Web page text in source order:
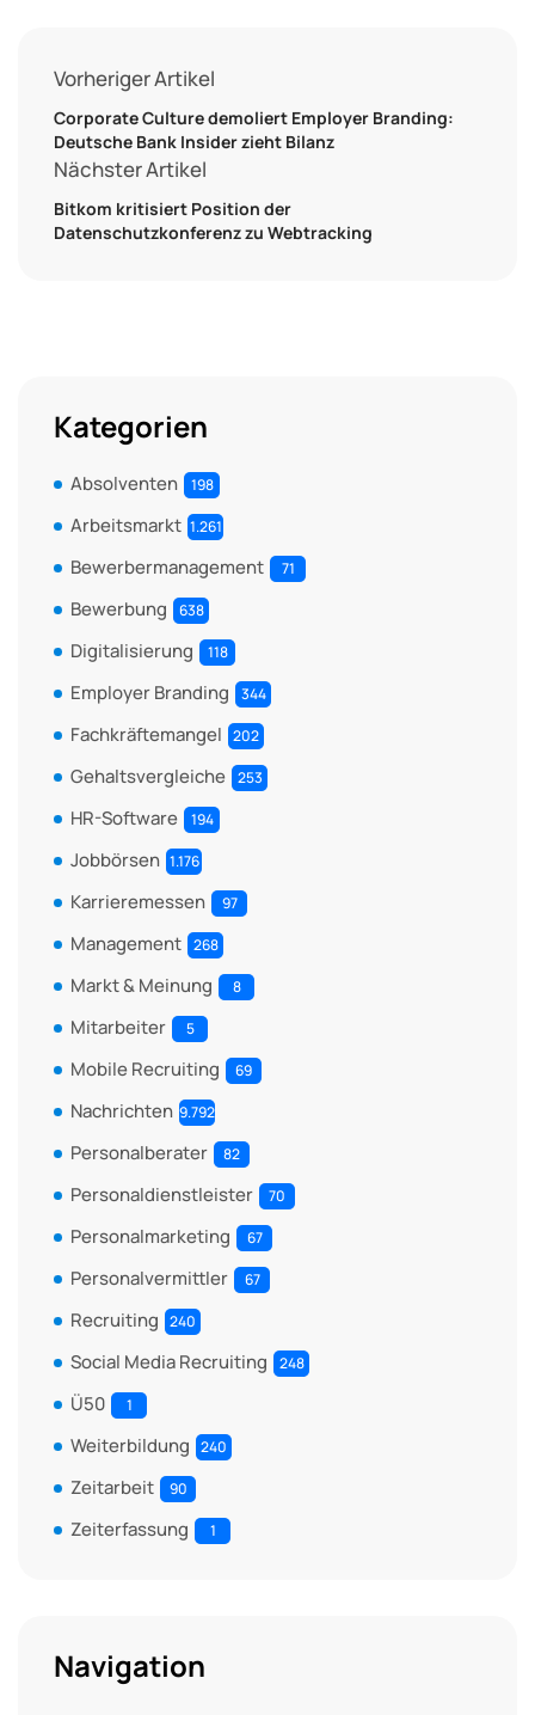
Vorheriger Artikel
Corporate Culture demoliert Employer Branding:
Deutsche Bank Insider zieht Bilanz
Nächster Artikel
Bitkom kritisiert Position der
Datenschutzkonferenz zu Webtracking
Kategorien
Absolventen 198
Arbeitsmarkt 1.261
Bewerbermanagement 71
Bewerbung 638
Digitalisierung 118
Employer Branding 344
Fachkräftemangel 202
Gehaltsvergleiche 253
HR-Software 194
Jobbörsen 1.176
Karrieremessen 97
Management 268
Markt & Meinung 8
Mitarbeiter 5
Mobile Recruiting 69
Nachrichten 9.792
Personalberater 82
Personaldienstleister 70
Personalmarketing 67
Personalvermittler 67
Recruiting 240
Social Media Recruiting 248
Ü50 1
Weiterbildung 240
Zeitarbeit 90
Zeiterfassung 1
Navigation